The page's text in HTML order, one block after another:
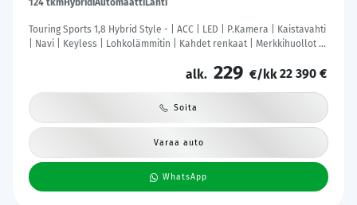
124 tkmHybridiAutomaattiLahti
Touring Sports 1,8 Hybrid Style - | ACC | LED | P.Kamera | Kaistavahti
| Navi | Keyless | Lohkolämmitin | Kahdet renkaat | Merkkihuollot |
alk. 229 €/kk22 390 €
Soita
Varaa auto
WhatsApp